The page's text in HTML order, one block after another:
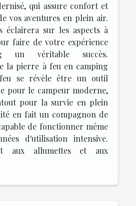
qui assure confort et
vos aventures en plein air.
éclairera sur les aspects à
faire de votre expérience
un véritable succès.
la pierre à feu en camping
se révèle être un outil
pour le campeur moderne,
pour la survie en plein
en fait un compagnon de
de fonctionner même
d'utilisation intensive.
aux allumettes et aux